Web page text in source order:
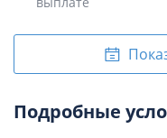
Подробные